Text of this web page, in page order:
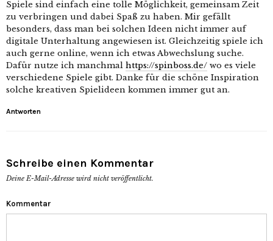
Spiele sind einfach eine tolle Möglichkeit, gemeinsam Zeit
zu verbringen und dabei Spaß zu haben. Mir gefällt
besonders, dass man bei solchen Ideen nicht immer auf
digitale Unterhaltung angewiesen ist. Gleichzeitig spiele ich
auch gerne online, wenn ich etwas Abwechslung suche.
Dafür nutze ich manchmal https://spinboss.de/ wo es viele
verschiedene Spiele gibt. Danke für die schöne Inspiration
solche kreativen Spielideen kommen immer gut an.
Antworten
Schreibe einen Kommentar
Deine E-Mail-Adresse wird nicht veröffentlicht.
Kommentar